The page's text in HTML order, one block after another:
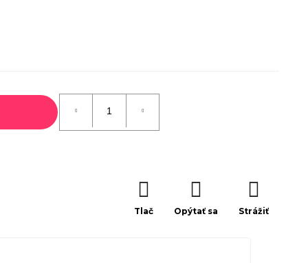
Tlač Opýtať sa Strážiť